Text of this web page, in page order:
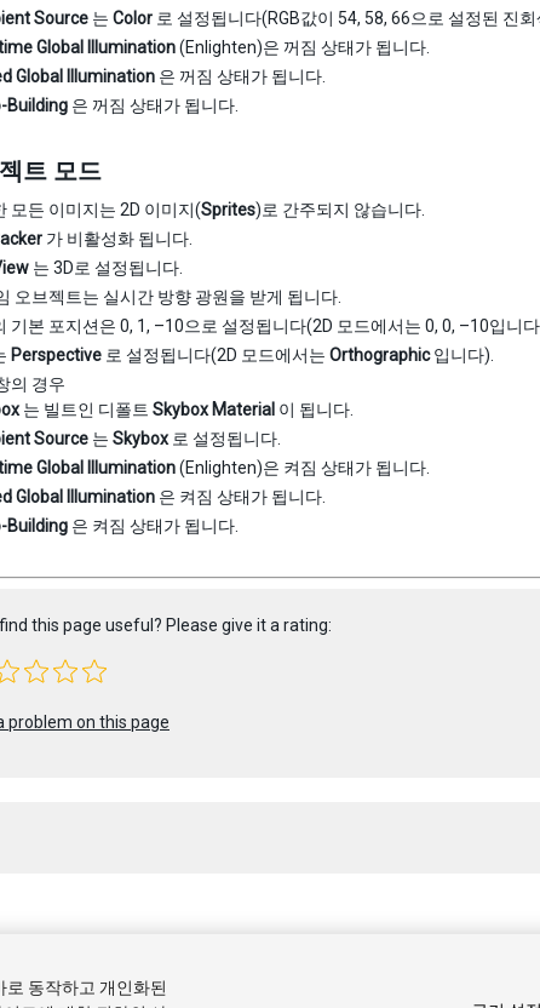
Source 는 Color 로 설정됩니다(RGB값이 54, 58, 66으로 설정된 진
Global Illumination(Enlighten)은 꺼짐 상태가 됩니다.
Global Illumination 은 꺼짐 상태가 됩니다.
Building 은 꺼짐 상태가 됩니다.
트 모드
모든 이미지는 2D 이미지(Sprites)로 간주되지 않습니다.
가 비활성화 됩니다.
는 3D로 설정됩니다.
오브젝트는 실시간 방향 광원을 받게 됩니다.
기본 포지션은 0, 1, –10으로 설정됩니다(2D 모드에서는 0, 0, –10입니
Perspective 로 설정됩니다(2D 모드에서는 Orthographic입니다).
의 경우
는 빌트인 디폴트 Skybox Material 이 됩니다.
Source 는 Skybox 로 설정됩니다.
Global Illumination(Enlighten)은 켜짐 상태가 됩니다.
Global Illumination 은 켜짐 상태가 됩니다.
Building 은 켜짐 상태가 됩니다.
this page useful? Please give it a rating:
problem on this page
로 동작하고 개인화된